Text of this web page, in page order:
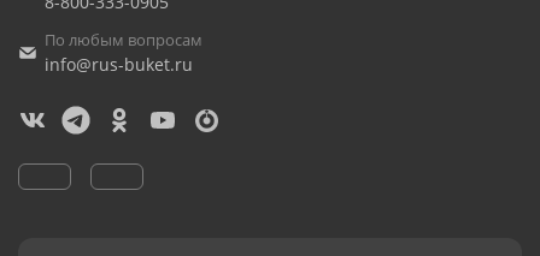
По любым вопросам
info@rus-buket.ru